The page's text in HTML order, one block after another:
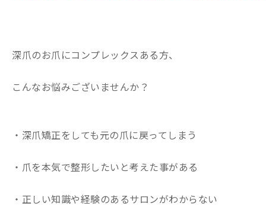
深爪のお爪にコンプレックスある方、
こんなお悩みございませんか？
・深爪矯正をしても元の爪に戻ってしまう
・爪を本気で整形したいと考えた事がある
・正しい知識や経験のあるサロンがわからない